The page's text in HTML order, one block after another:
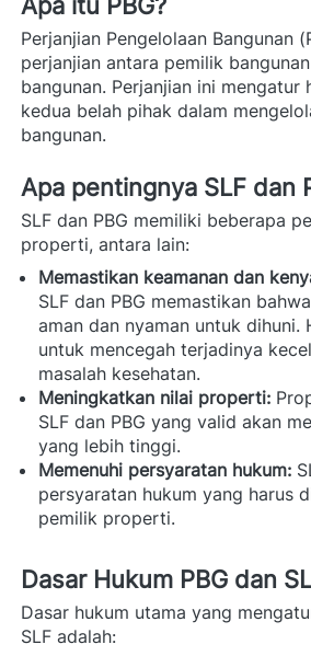
Perjanjian Pengelolaan Bangunan
perjanjian antara pemilik
bangunan. Perjanjian ini mengatur
kedua belah pihak dalam
bangunan.
Apa pentingnya SLF dan
SLF dan PBG memiliki beberapa
properti, antara lain:
Memastikan keamanan dan
SLF dan PBG memastikan
aman dan nyaman untuk dihuni.
untuk mencegah terjadinya
masalah kesehatan.
Meningkatkan nilai properti:
SLF dan PBG yang valid akan
yang lebih tinggi.
Memenuhi persyaratan hukum:
persyaratan hukum yang harus
pemilik properti.
Dasar Hukum PBG dan
Dasar hukum utama yang
SLF adalah: